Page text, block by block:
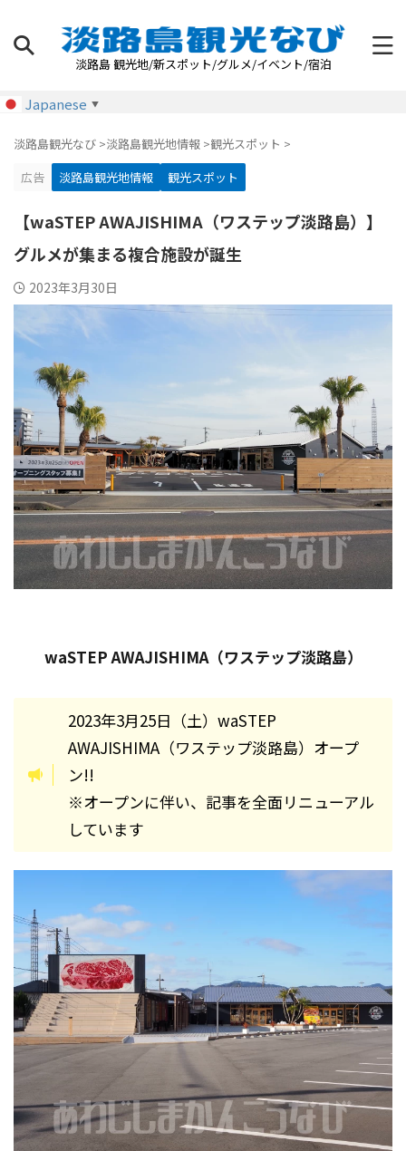
淡路島 観光地/新スポット/グルメ/イベント/宿泊
Japanese ▼
淡路島観光なび >淡路島観光地情報 >観光スポット >
広告
淡路島観光地情報 観光スポット
【waSTEP AWAJISHIMA（ワステップ淡路島）】
グルメが集まる複合施設が誕生
2023年3月30日
waSTEP AWAJISHIMA（ワステップ淡路島）
2023年3月25日（土）waSTEP
AWAJISHIMA（ワステップ淡路島）オープ
ン!!
※オープンに伴い、記事を全面リニューアル
しています